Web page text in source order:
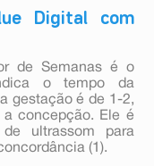
Digital com
de Semanas é o
o tempo da
gestação é de 1-2,
concepção. Ele é
ultrassom para
(1).